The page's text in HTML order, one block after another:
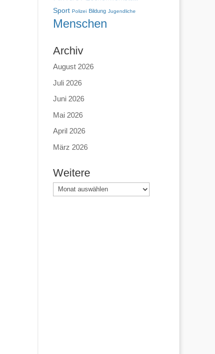
Sport Polizei Bildung Jugendliche
Menschen
Archiv
August 2026
Juli 2026
Juni 2026
Mai 2026
April 2026
März 2026
Weitere
Weitere